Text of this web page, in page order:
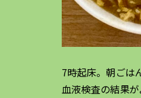
7時起床。朝ごは
血液検査の結果